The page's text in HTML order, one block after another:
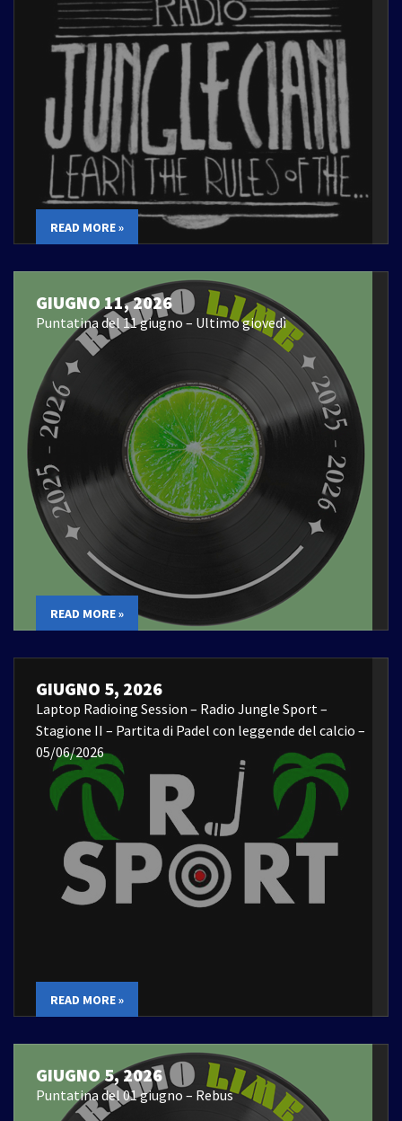
READ MORE »
GIUGNO 11, 2026
Puntatina del 11 giugno – Ultimo giovedì
READ MORE »
GIUGNO 5, 2026
Laptop Radioing Session – Radio Jungle Sport –
Stagione II – Partita di Padel con leggende del calcio –
05/06/2026
READ MORE »
GIUGNO 5, 2026
Puntatina del 01 giugno – Rebus